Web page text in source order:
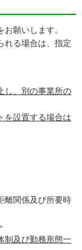
願いします。
れる場合は、指定
し、別の事業所の
を設置する場合は
関係及び所要時
制及び勤務形態一